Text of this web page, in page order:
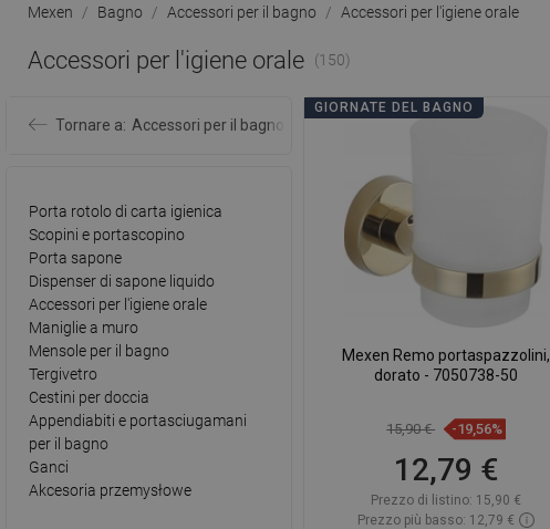
Mexen Bagno Accessori per il bagno Accessori per l'igiene orale
Accessori per l'igiene orale (150)
Porta rotolo di carta igienica
Scopini e portascopino
Porta sapone
Dispenser di sapone liquido
Accessori per l'igiene orale
Maniglie a muro
Mensole per il bagno
Tergivetro
Cestini per doccia
Appendiabiti e portasciugamani
per il bagno
Ganci
Akcesoria przemysłowe
Tornare a: Accessori per il bagno
GIORNATE DEL BAGNO
Mexen Remo portaspazzolini,
dorato - 7050738-50
15,90 € -19,56%
12,79 €
Prezzo di listino: 15,90 €
Prezzo più basso: 12,79 €